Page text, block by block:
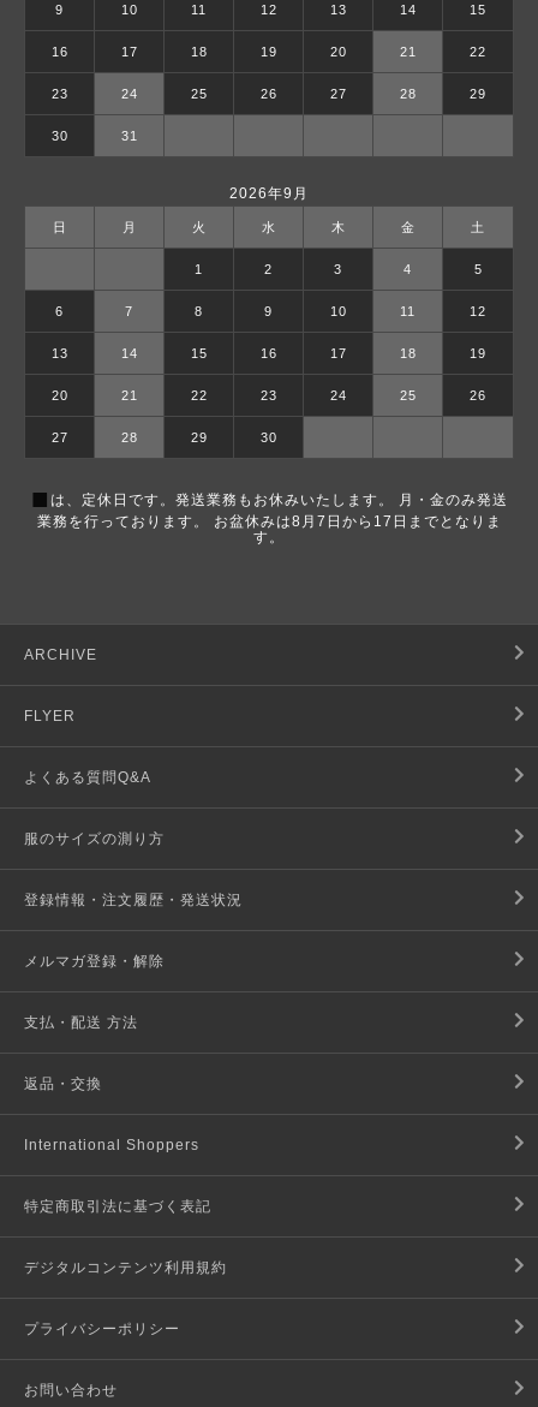
9 10 11 12 13 14 15
16 17 18 19 20 21 22
23 24 25 26 27 28 29
30 31
2026年9月
日 月 火 水 木 金 土
1 2 3 4 5
6 7 8 9 10 11 12
13 14 15 16 17 18 19
20 21 22 23 24 25 26
27 28 29 30
■ は、定休日です。発送業務もお休みいたします。 月・金のみ発送
業務を行っております。 お盆休みは8月7日から17日までとなりま
す。
ARCHIVE
FLYER
よくある質問Q&A
服のサイズの測り方
登録情報・注文履歴・発送状況
メルマガ登録・解除
支払・配送 方法
返品・交換
International Shoppers
特定商取引法に基づく表記
デジタルコンテンツ利用規約
プライバシーポリシー
お問い合わせ